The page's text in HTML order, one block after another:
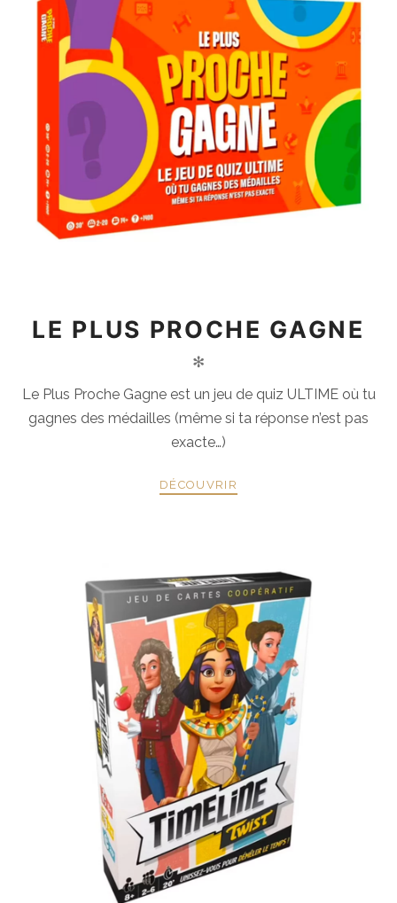
LE PLUS PROCHE GAGNE
✻
Le Plus Proche Gagne est un jeu de quiz ULTIME où tu
gagnes des médailles (même si ta réponse n’est pas
exacte…)
DÉCOUVRIR